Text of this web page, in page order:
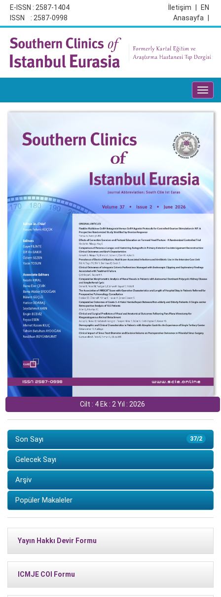
E-ISSN : 2587-1404
ISSN : 2587-0998
EN
İletişim
Anasayfa
Cilt : 4 Ek : 2 Yıl : 2026
37/2
Son Sayı
Gelecek Sayı
Arşiv
Popüler Makaleler
Yayın Hakkı Devir Formu
ICMJE COI Formu